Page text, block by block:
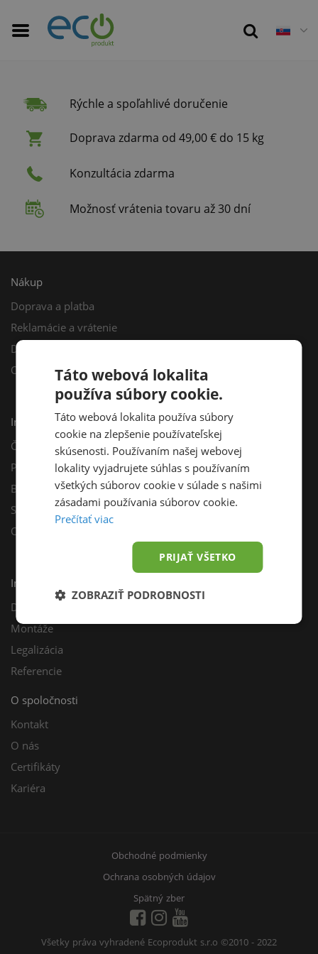
Rýchle a spoľahlivé doručenie
Doprava zdarma od 49,00 € do 15 kg
Konzultácia zdarma
Možnosť vrátenia tovaru až 30 dní
Nákup
Doprava a platba
Reklamácie a vrátenie
Darčekový poukaz
Odberné miesta
Informácie
Často kladené otázky
Poradňa
Blog
Sprievodca výberom fotovoltiky
Odporúčací program
Inštalácie
Dotácie
Montáže
Legalizácia
Referencie
O spoločnosti
Kontakt
O nás
Certifikáty
Kariéra
Obchodné podmienky
Ochrana osobných údajov
Spätný zber
Všetky práva vyhradené Ecoprodukt s.r.o ©2010 - 2022
Táto webová lokalita
používa súbory cookie.
Táto webová lokalita používa súbory
cookie na zlepšenie používateľskej
skúsenosti. Používaním našej webovej
lokality vyjadrujete súhlas s používaním
všetkých súborov cookie v súlade s našimi
zásadami používania súborov cookie.
Prečítať viac
PRIJAŤ VŠETKO
ZOBRAZIŤ PODROBNOSTI